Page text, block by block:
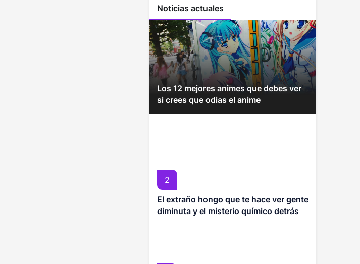
Noticias actuales
Los 12 mejores animes que debes ver
si crees que odias el anime
2
El extraño hongo que te hace ver gente
diminuta y el misterio químico detrás
de los duendes asiáticos